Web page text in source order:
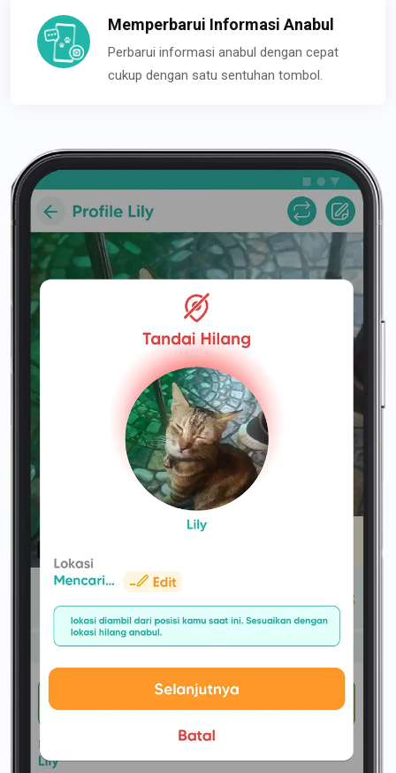
Memperbarui Informasi Anabul
Perbarui informasi anabul dengan cepat
cukup dengan satu sentuhan tombol.